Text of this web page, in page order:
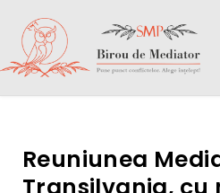
Reuniunea